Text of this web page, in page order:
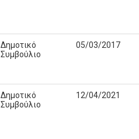
Δημοτικό
Συμβούλιο
05/03/2017
Δημοτικό
Συμβούλιο
12/04/2021